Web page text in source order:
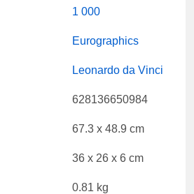
1 000
Eurographics
Leonardo da Vinci
628136650984
67.3 x 48.9 cm
36 x 26 x 6 cm
0.81 kg